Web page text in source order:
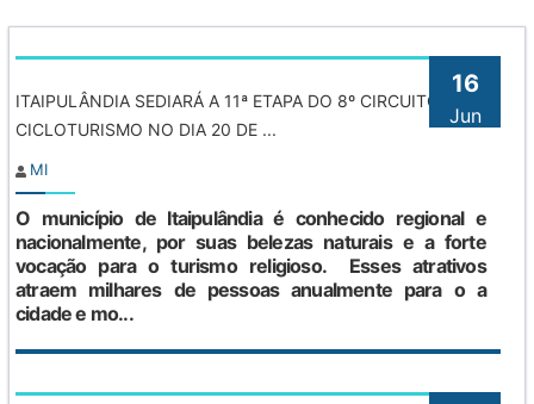
16
Jun
ITAIPULÂNDIA SEDIARÁ A 11ª ETAPA DO 8º CIRCUITO DE
CICLOTURISMO NO DIA 20 DE ...
MI
O município de Itaipulândia é conhecido regional e
nacionalmente, por suas belezas naturais e a forte
vocação para o turismo religioso. Esses atrativos
atraem milhares de pessoas anualmente para o a
cidade e mo...